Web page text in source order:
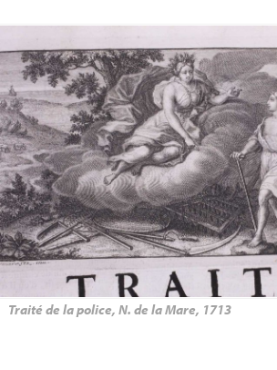
Traité de la police, N. de la Mare, 1713